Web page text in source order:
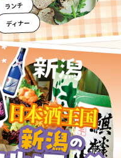
ランチ
ディナー